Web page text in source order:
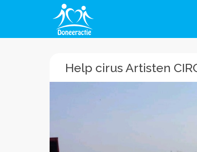
Help cirus Artisten